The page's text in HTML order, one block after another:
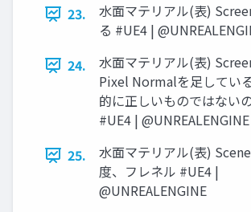
23.
水面マテリアル(表)
る #UE4 |
24.
水面マテリアル(表)
Pixel Normalを足してい
的に正しいものではない
#UE4 | @UNREALENGINE
25.
水面マテリアル(表)
度、フレネル #UE4 |
@UNREALENGINE